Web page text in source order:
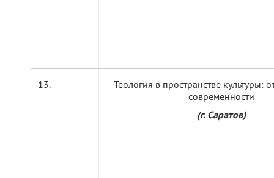
Теология в пространстве культуры:
современности
(г. Саратов)